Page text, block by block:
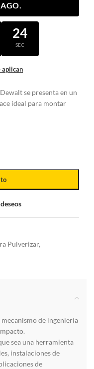
24
SEC
aplican
se presenta en un
ideal para montar
Pulverizar,
de ingeniería
sea una herramienta
instalaciones de
de